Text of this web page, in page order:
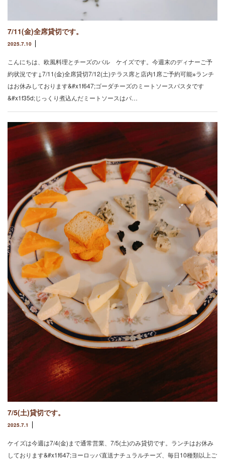
7/11(金)全席貸切です。
2025.7.10
こんにちは、欧風料理とチーズのバル ケイズです。今週末のディナーご予
約状況です↓7/11(金)全席貸切7/12(土)テラス席と店内1席ご予約可能※ランチ
はお休みしております&#x1f647;ゴーダチーズのミートソースパスタです
&#x1f35d;じっくり煮込んだミートソースはパ…
7/5(土)貸切です。
2025.7.1
ケイズは今週は7/4(金)まで通常営業、7/5(土)のみ貸切です。ランチはお休み
しております&#x1f647;ヨーロッパ直送ナチュラルチーズ、毎日10種類以上ご